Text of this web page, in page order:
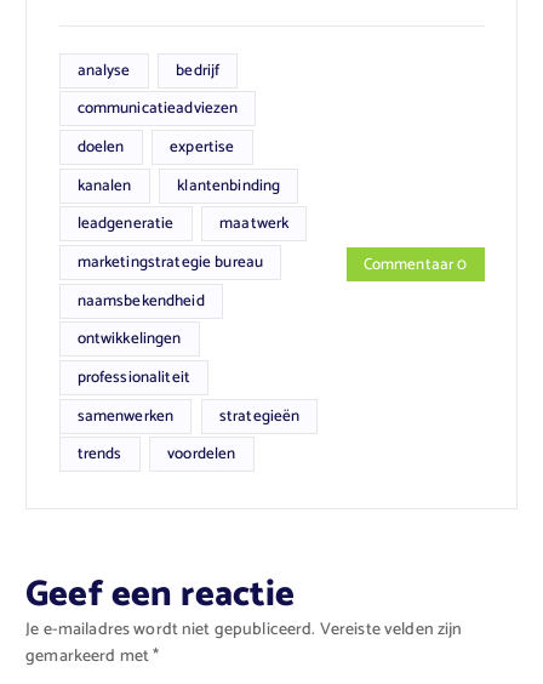
analyse
bedrijf
communicatieadviezen
doelen
expertise
kanalen
klantenbinding
leadgeneratie
maatwerk
marketingstrategie bureau
naamsbekendheid
ontwikkelingen
professionaliteit
samenwerken
strategieën
trends
voordelen
Commentaar 0
Geef een reactie
Je e-mailadres wordt niet gepubliceerd. Vereiste velden zijn
gemarkeerd met*